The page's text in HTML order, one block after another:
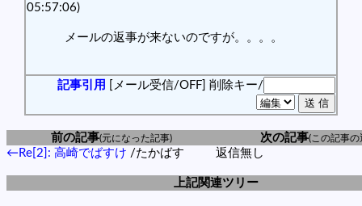
05:57:06)
メールの返事が来ないのですが。。。。
記事引用 [メール受信/OFF] 削除キー/
前の記事(元になった記事) 次の記事(この記事の
←Re[2]: 高崎でばすけ /たかばす 返信無し
上記関連ツリー